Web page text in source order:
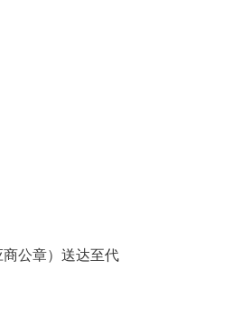
公章）送达至代